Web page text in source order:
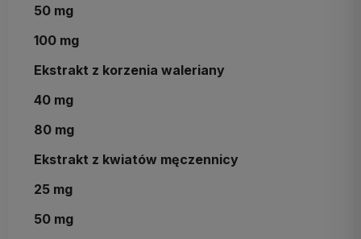
50 mg
100 mg
Ekstrakt z korzenia waleriany
40 mg
80 mg
Ekstrakt z kwiatów męczennicy
25 mg
50 mg